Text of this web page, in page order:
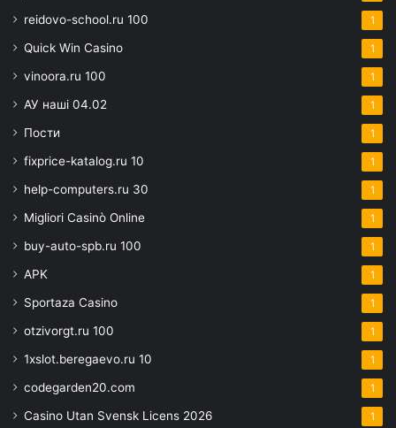
reidovo-school.ru 100 1
Quick Win Casino 1
vinoora.ru 100 1
АУ наші 04.02 1
Пости 1
fixprice-katalog.ru 10 1
help-computers.ru 30 1
Migliori Casinò Online 1
buy-auto-spb.ru 100 1
APK 1
Sportaza Casino 1
otzivorgt.ru 100 1
1xslot.beregaevo.ru 10 1
codegarden20.com 1
Casino Utan Svensk Licens 2026 1